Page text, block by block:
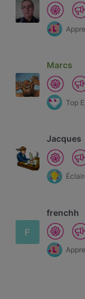
Marcs
Top
Jacques
F
frenchh